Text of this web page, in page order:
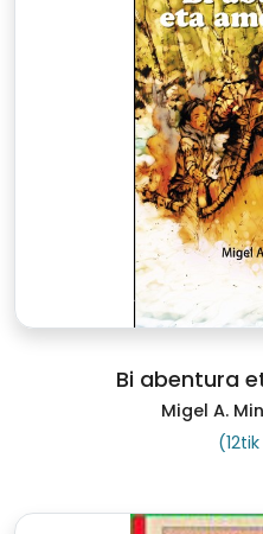
Bi abentura
Migel A.